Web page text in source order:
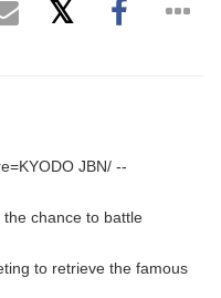
JBN/ --
chance to battle
to retrieve the famous